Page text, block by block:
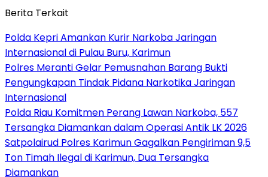
Berita Terkait
Polda Kepri Amankan Kurir Narkoba Jaringan
Internasional di Pulau Buru, Karimun
Polres Meranti Gelar Pemusnahan Barang Bukti
Pengungkapan Tindak Pidana Narkotika Jaringan
Internasional
Polda Riau Komitmen Perang Lawan Narkoba, 557
Tersangka Diamankan dalam Operasi Antik LK 2026
Satpolairud Polres Karimun Gagalkan Pengiriman 9,5
Ton Timah Ilegal di Karimun, Dua Tersangka
Diamankan